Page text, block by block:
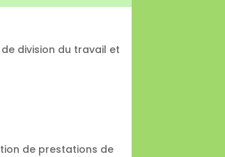
division du travail et
de prestations de